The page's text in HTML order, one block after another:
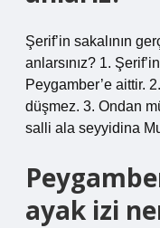
Şerif’in sakalının
anlarsınız? 1.
Peygamber’e aittir.
düşmez. 3. Ondan
salli ala seyyidina
ayak izi